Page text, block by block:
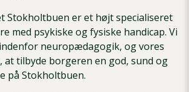
Stokholtbuen er et højt specialiseret
med psykiske og fysiske handicap. Vi
neuropædagogik, og vores
at tilbyde borgeren en god, sund og
på Stokholtbuen.